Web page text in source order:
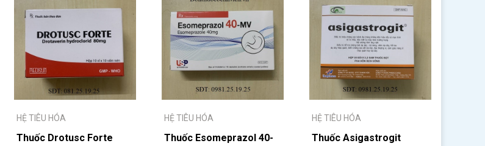
HỆ TIÊU HÓA
Thuốc Drotusc Forte
HỆ TIÊU HÓA
Thuốc Esomeprazol 40-
HỆ TIÊU HÓA
Thuốc Asigastrogit